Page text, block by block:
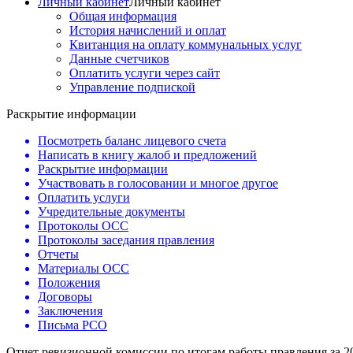
Общая информация
История начислений и оплат
Квитанция на оплату коммунальных услуг
Данные счетчиков
Оплатить услуги через сайт
Управление подпиской
Раскрытие информации
Посмотреть баланс лицевого счета
Написать в книгу жалоб и предложений
Раскрытие информации
Участвовать в голосовании и многое другое
Оплатить услуги
Учредительные документы
Протоколы ОСС
Протоколы заседания правления
Отчеты
Материалы ОСС
Положения
Договоры
Заключения
Письма РСО